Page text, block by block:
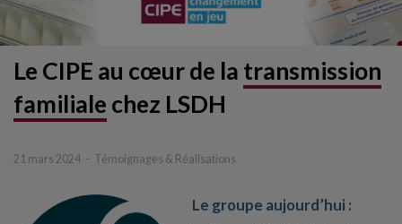
Le CIPE au cœur de la transmission
familiale chez LSDH
21 mars 2024 Témoignages & Réalisations
Le groupe aujourd’hui :